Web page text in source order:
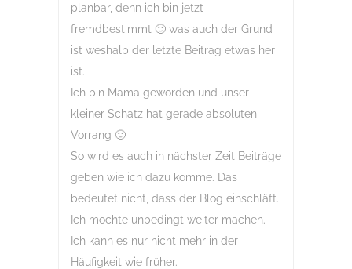
planbar, denn ich bin jetzt
fremdbestimmt 🙂 was auch der Grund
ist weshalb der letzte Beitrag etwas her
ist.
Ich bin Mama geworden und unser
kleiner Schatz hat gerade absoluten
Vorrang 🙂
So wird es auch in nächster Zeit Beiträge
geben wie ich dazu komme. Das
bedeutet nicht, dass der Blog einschläft.
Ich möchte unbedingt weiter machen.
Ich kann es nur nicht mehr in der
Häufigkeit wie früher.